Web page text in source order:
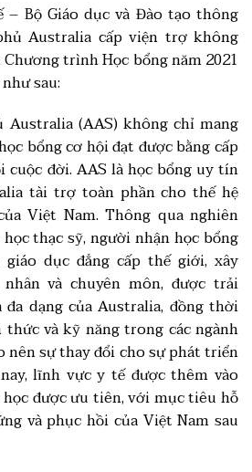
– Bộ Giáo dục và Đào tạo thông
Australia cấp viện trợ không
trình Học bổng năm 2021
sau:
Australia (AAS) không chỉ mang
bổng cơ hội đạt được bằng cấp
cuộc đời. AAS là học bổng uy tín
tài trợ toàn phần cho thế hệ
Việt Nam. Thông qua nghiên
thạc sỹ, người nhận học bổng
dục đẳng cấp thế giới, xây
và chuyên môn, được trải
dạng của Australia, đồng thời
và kỹ năng trong các ngành
nên sự thay đổi cho sự phát triển
lĩnh vực y tế được thêm vào
học được ưu tiên, với mục tiêu hỗ
và phục hồi của Việt Nam sau